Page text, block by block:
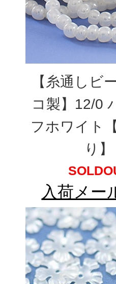
【糸通しビ
コ製】12/0
フホワイト
り】
入荷メー